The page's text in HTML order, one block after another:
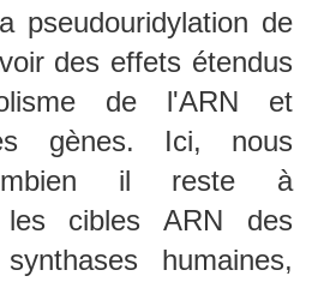
pseudouridylation de
des effets étendus
de l'ARN et
gènes. Ici, nous
il reste à
les cibles ARN des
humaines,